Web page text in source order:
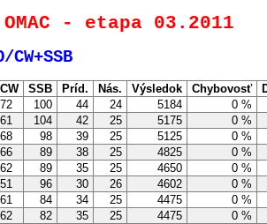
- etapa 03.2011
CW SSB Príd. Nás. Výsledok Chybovosť
72 100 44 24 5184
0 %
61 104 42 25 5175
0 %
68 98 39 25 5125
0 %
66 89 38 25 4825
0 %
62 89 35 25 4650
0 %
51 96 30 26 4602
0 %
61 84 34 25 4475
0 %
62 82 35 25 4475
0 %